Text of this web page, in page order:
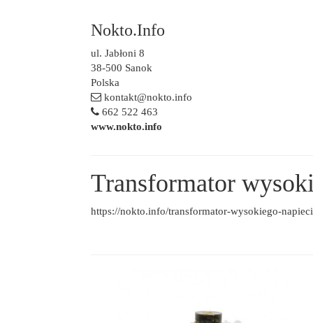
Nokto.Info
ul. Jabłoni 8
38-500 Sanok
Polska
kontakt@nokto.info
662 522 463
www.nokto.info
Transformator
https://nokto.info/transformator-wysokiego-